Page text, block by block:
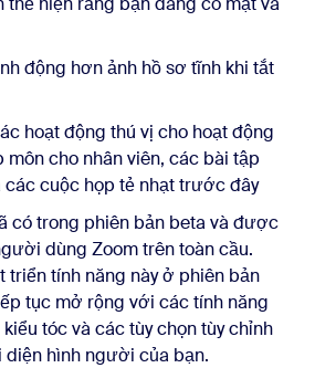
động hơn ảnh hồ sơ tĩnh khi tắt
hoạt động thú vị cho hoạt động
cho nhân viên, các bài tập
các cuộc họp tẻ nhạt trước đây
có trong phiên bản beta và được
dùng Zoom trên toàn cầu.
triển tính năng này ở phiên bản
tục mở rộng với các tính năng
tóc và các tùy chọn tùy chỉnh
diện hình người của bạn.